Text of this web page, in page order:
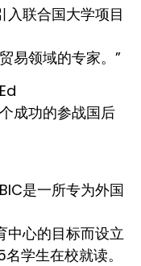
入联合国大学项目
易领域的专家。”
成功的参战国后
是一所专为外国
中心的目标而设立
学生在校就读。